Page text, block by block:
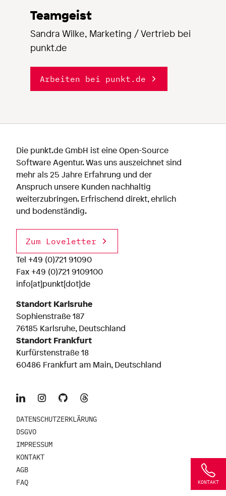
KONTAKT
Teamgeist
Sandra Wilke, Marketing / Vertrieb bei
punkt.de
Arbeiten bei punkt.de
Die punkt.de GmbH ist eine Open-Source
Software Agentur. Was uns auszeichnet sind
mehr als 25 Jahre Erfahrung und der
Anspruch unsere Kunden nachhaltig
weiterzubringen. Erfrischend direkt, ehrlich
und bodenständig.
Zum Loveletter
Tel +49 (0)721 91090
Fax +49 (0)721 9109100
info[at]punkt[dot]de
Standort Karlsruhe
Sophienstraße 187
76185 Karlsruhe, Deutschland
Standort Frankfurt
Kurfürstenstraße 18
60486 Frankfurt am Main, Deutschland
DATENSCHUTZERKLÄRUNG
DSGVO
IMPRESSUM
KONTAKT
AGB
FAQ